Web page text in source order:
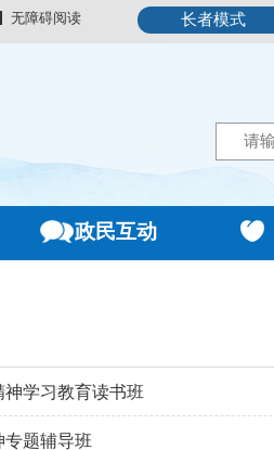
长者模式
无障碍阅读
政民互动
学习教育读书班
题辅导班